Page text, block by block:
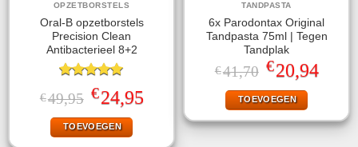
OPZETBORSTELS
Oral-B opzetborstels
Precision Clean
Antibacterieel 8+2
Gewaardeerd
5.00uit 5
€49,95 Oorspronkelijke
prijs
was:
€49,95.
€24,95Huidige
prijs
TOEVOEGEN
TANDPASTA
6x Parodontax Original
Tandpasta 75ml | Tegen
Tandplak
€41,70 Oorspronkelijke
prijs
was:
€41,70.
€20,94Huidige
prijs
TOEVOEGEN